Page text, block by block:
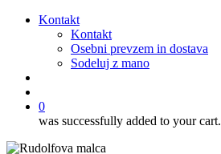
Kontakt
Kontakt
Osebni prevzem in dostava
Sodeluj z mano
0
was successfully added to your cart.